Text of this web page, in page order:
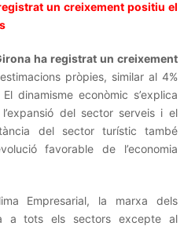
un creixement positiu el
ha registrat un creixement
pròpies, similar al 4%
dinamisme econòmic s’explica
l’expansió del sector serveis i el
del sector turístic també
favorable de l’economia
Empresarial, la marxa dels
a tots els sectors excepte al